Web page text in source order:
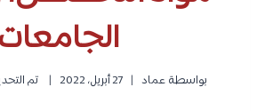
الجامعات
بواسطة عماد 27 أبريل، 2022 تم